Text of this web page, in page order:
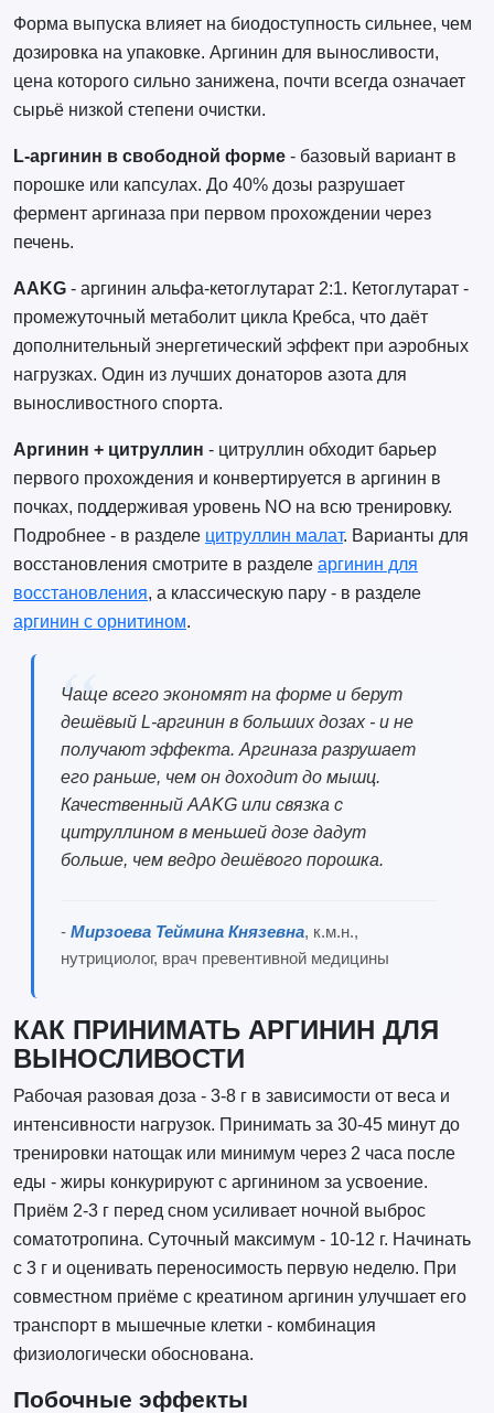
Форма выпуска влияет на биодоступность сильнее, чем
дозировка на упаковке. Аргинин для выносливости,
цена которого сильно занижена, почти всегда означает
сырьё низкой степени очистки.
L-аргинин в свободной форме- базовый вариант в
порошке или капсулах. До 40% дозы разрушает
фермент аргиназа при первом прохождении через
печень.
AAKG- аргинин альфа-кетоглутарат 2:1. Кетоглутарат -
промежуточный метаболит цикла Кребса, что даёт
дополнительный энергетический эффект при аэробных
нагрузках. Один из лучших донаторов азота для
выносливостного спорта.
Аргинин + цитруллин - цитруллин обходит барьер
первого прохождения и конвертируется в аргинин в
почках, поддерживая уровень NO на всю тренировку.
Подробнее - в разделе цитруллин малат. Варианты для
восстановления смотрите в разделе аргинин для
восстановления, а классическую пару - в разделе
аргинин с орнитином.
Чаще всего экономят на форме и берут
дешёвый L-аргинин в больших дозах - и не
получают эффекта. Аргиназа разрушает
его раньше, чем он доходит до мышц.
Качественный AAKG или связка с
цитруллином в меньшей дозе дадут
больше, чем ведро дешёвого порошка.
- Мирзоева Теймина Князевна, к.м.н.,
нутрициолог, врач превентивной медицины
КАК ПРИНИМАТЬ АРГИНИН ДЛЯ
ВЫНОСЛИВОСТИ
Рабочая разовая доза - 3-8 г в зависимости от веса и
интенсивности нагрузок. Принимать за 30-45 минут до
тренировки натощак или минимум через 2 часа после
еды - жиры конкурируют с аргинином за усвоение.
Приём 2-3 г перед сном усиливает ночной выброс
соматотропина. Суточный максимум - 10-12 г. Начинать
с 3 г и оценивать переносимость первую неделю. При
совместном приёме с креатином аргинин улучшает его
транспорт в мышечные клетки - комбинация
физиологически обоснована.
Побочные эффекты